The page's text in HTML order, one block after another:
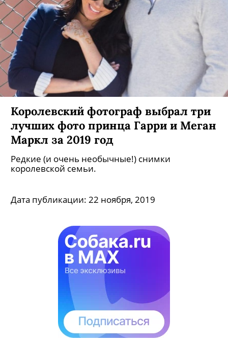
Королевский фотограф выбрал три
лучших фото принца Гарри и Меган
Маркл за 2019 год
Редкие (и очень необычные!) снимки
королевской семьи.
Дата публикации: 22 ноября, 2019